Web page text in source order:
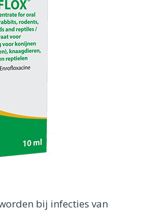
bij infecties van